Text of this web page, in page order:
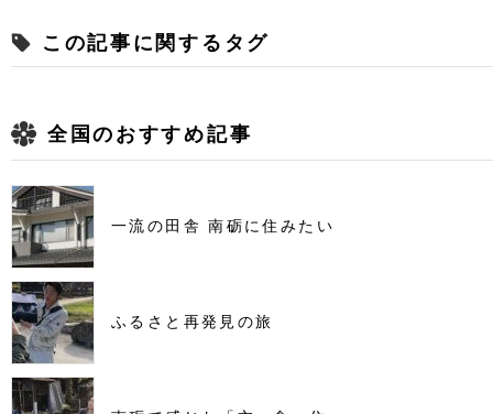
この記事に関するタグ
全国のおすすめ記事
一流の田舎 南砺に住みたい
ふるさと再発見の旅